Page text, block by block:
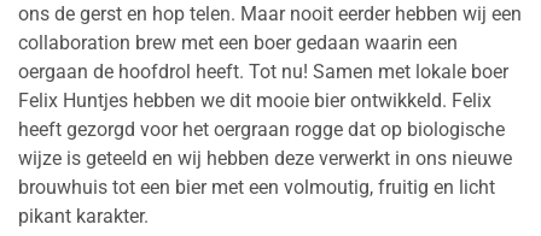
ons de gerst en hop telen. Maar nooit eerder hebben wij een
collaboration brew met een boer gedaan waarin een
oergaan de hoofdrol heeft. Tot nu! Samen met lokale boer
Felix Huntjes hebben we dit mooie bier ontwikkeld. Felix
heeft gezorgd voor het oergraan rogge dat op biologische
wijze is geteeld en wij hebben deze verwerkt in ons nieuwe
brouwhuis tot een bier met een volmoutig, fruitig en licht
pikant karakter.